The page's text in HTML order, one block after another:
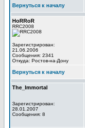
Вернуться к началу
HoRRoR
RRC2008
Зарегистрирован:
21.06.2006
Сообщения: 2341
Откуда: Ростов-на-Дону
Вернуться к началу
The_Immortal
Зарегистрирован:
28.01.2007
Сообщения: 8